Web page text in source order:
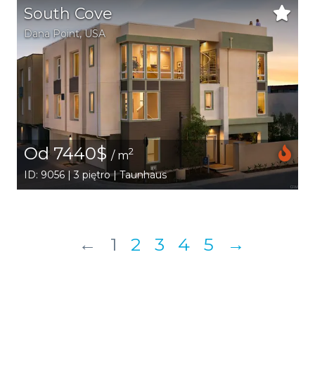
South Cove
Dana Point,USA
Od 7440$ / m2
ID: 9056 | 3 piętro | Taunhaus
← 1 2 3 4 5 →